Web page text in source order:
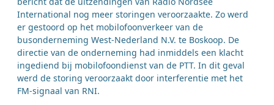
International nog meer storingen veroorzaakte. Zo werd
er gestoord op het mobilofoonverkeer van de
busonderneming West-Nederland N.V. te Boskoop. De
directie van de onderneming had inmiddels een klacht
ingediend bij mobilofoondienst van de PTT. In dit geval
werd de storing veroorzaakt door interferentie met het
FM-signaal van RNI.